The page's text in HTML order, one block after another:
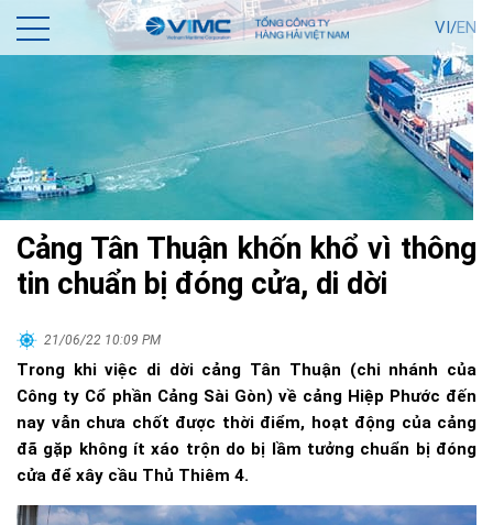
VI/EN
Cảng Tân Thuận khốn khổ vì thông
tin chuẩn bị đóng cửa, di dời
21/06/22 10:09 PM
Trong khi việc di dời cảng Tân Thuận (chi nhánh của
Công ty Cổ phần Cảng Sài Gòn) về cảng Hiệp Phước đến
nay vẫn chưa chốt được thời điểm, hoạt động của cảng
đã gặp không ít xáo trộn do bị lầm tưởng chuẩn bị đóng
cửa để xây cầu Thủ Thiêm 4.